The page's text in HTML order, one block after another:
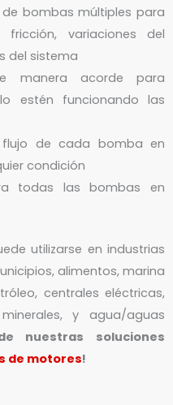
bombas múltiples para
variaciones del
del sistema
manera acorde para
estén funcionando las
flujo de cada bomba en
condición
todas las bombas en
utilizarse en industrias
alimentos, marina
centrales eléctricas,
y agua/aguas
nuestras soluciones
de motores!